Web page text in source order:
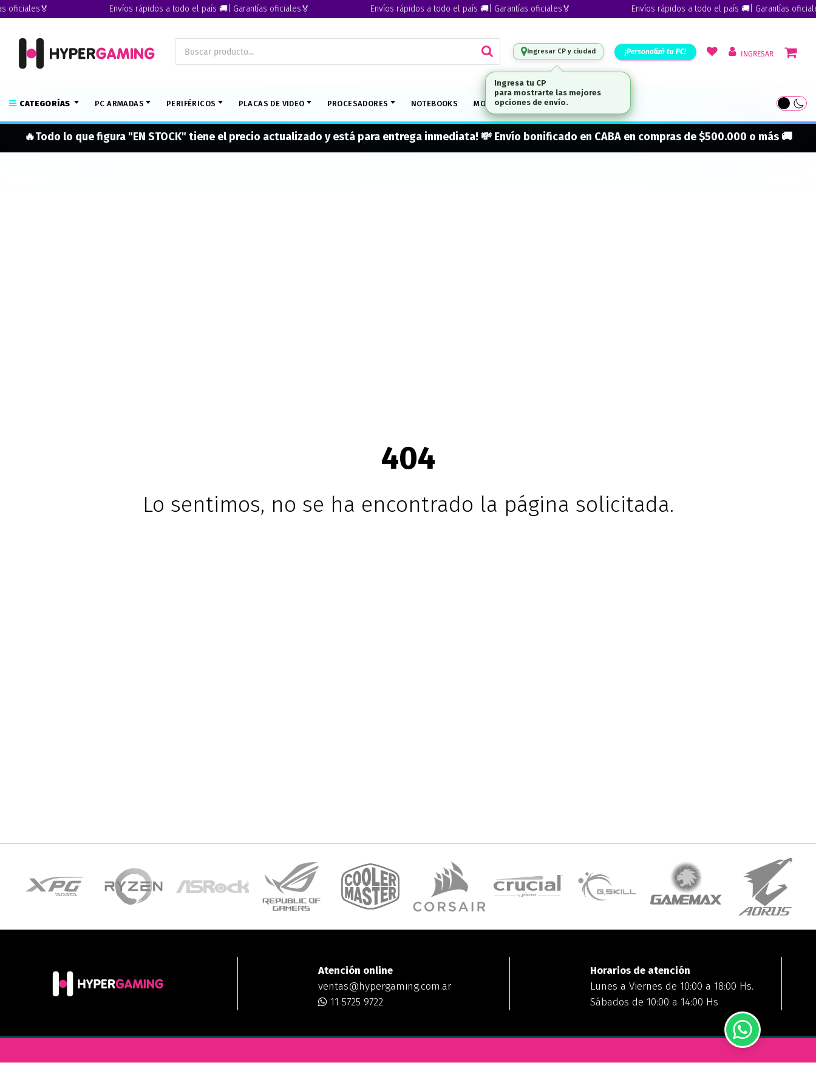
Envíos rápidos a todo el país 🚚| Garantías oficiales🏅 Envíos rápidos a todo el país 🚚| Garantías oficiales🏅 Envíos rápidos a todo el país 🚚| Garantías oficiales🏅
Ingresar CP y ciudad ¡Personalizá tu PC! INGRESAR
CATEGORÍAS PC ARMADAS PERIFÉRICOS PLACAS DE VIDEO PROCESADORES NOTEBOOKS MONITORES MARCAS
🔥Todo lo que figura "EN STOCK" tiene el precio actualizado y está para entrega inmediata! 💸 Envío bonificado en CABA en compras de $500.000 o más 🚚
404
Lo sentimos, no se ha encontrado la página solicitada.
Atención online
ventas@hypergaming.com.ar
11 5725 9722
Horarios de atención
Lunes a Viernes de 10:00 a 18:00 Hs.
Sábados de 10:00 a 14:00 Hs